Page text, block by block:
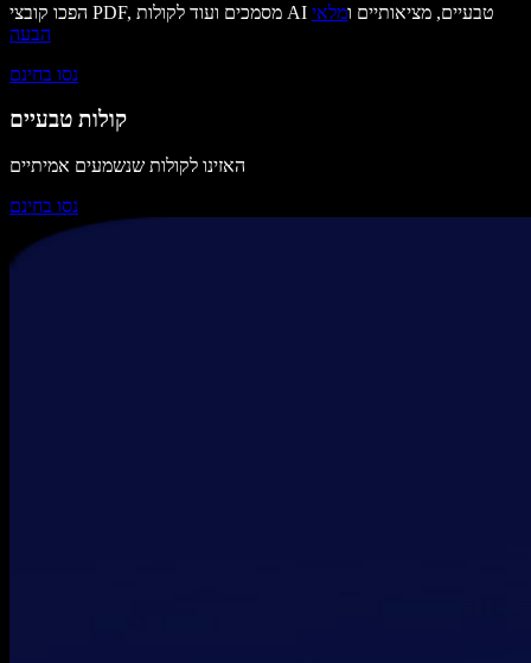
הפכו קובצי PDF, מסמכים ועוד לקולות AI טבעיים, מציאותיים ומלאי
הבעה
נסו בחינם
קולות טבעיים
האזינו לקולות שנשמעים אמיתיים
נסו בחינם